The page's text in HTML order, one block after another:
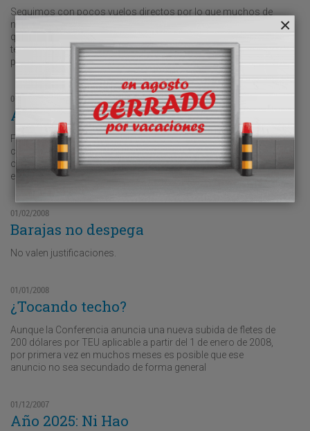
Seguimos con pocos vuelos directos por lo que muchos de
nuestros envíos deben sufrir tiempos de tránsito más largos
que los de nuestros vecinos y competidores europeos al
tener que transportarlos hasta otros aeropuertos extranjeros
para volar a China
01/03/2008
Asumir responsabilidades
Francamente, era excesivamente cómodo para los
consignatarios escabullirse de cualquier reclamación formal
o pleito pretendiendo que éste se hiciera exclusivamente ante
el armador titular del conocimiento de embarque
01/02/2008
Barajas no despega
No valen justificaciones.
01/01/2008
¿Tocando techo?
Aunque la Conferencia anuncia una nueva subida de fletes de
200 dólares por TEU aplicable a partir del 1 de enero de 2008,
por primera vez en muchos meses es posible que ese
anuncio no sea secundado de forma general
01/12/2007
Año 2025: Ni Hao